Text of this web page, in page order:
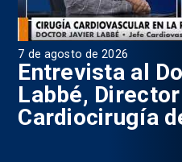
7 de agosto de 2026
Entrevista al
Labbé,
Cardiocirugía